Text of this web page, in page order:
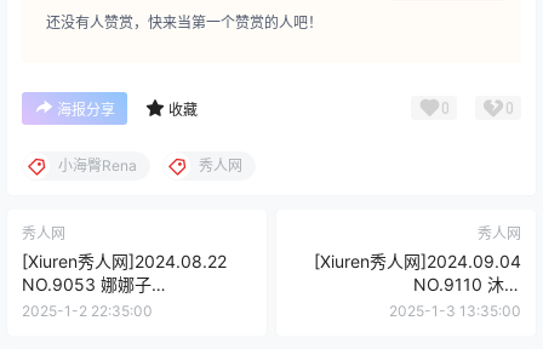
还没有人赞赏，快来当第一个赞赏的人吧！
海报分享 收藏 0 0
小海臀Rena 秀人网
秀人网
[Xiuren秀人网]2024.08.22
NO.9053 娜娜子
yy[77+1P/701MB]
2025-1-2 22:35:00
秀人网
[Xiuren秀人网]2024.09.04
NO.9110 沐言
yanyan[48+1P/451MB]
2025-1-3 13:35:00